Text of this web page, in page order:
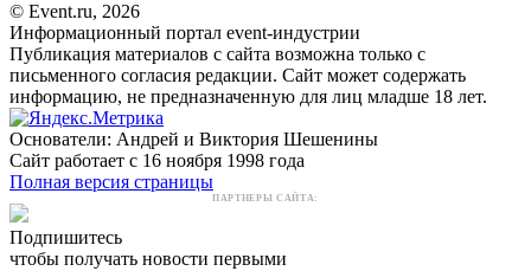
© Event.ru, 2026
Информационный портал event-индустрии
Публикация материалов с сайта возможна только с
письменного согласия редакции. Сайт может содержать
информацию, не предназначенную для лиц младше 18 лет.
Основатели: Андрей и Виктория Шешенины
Сайт работает с 16 ноября 1998 года
Полная версия страницы
ПАРТНЕРЫ САЙТА:
Подпишитесь
чтобы получать новости первыми